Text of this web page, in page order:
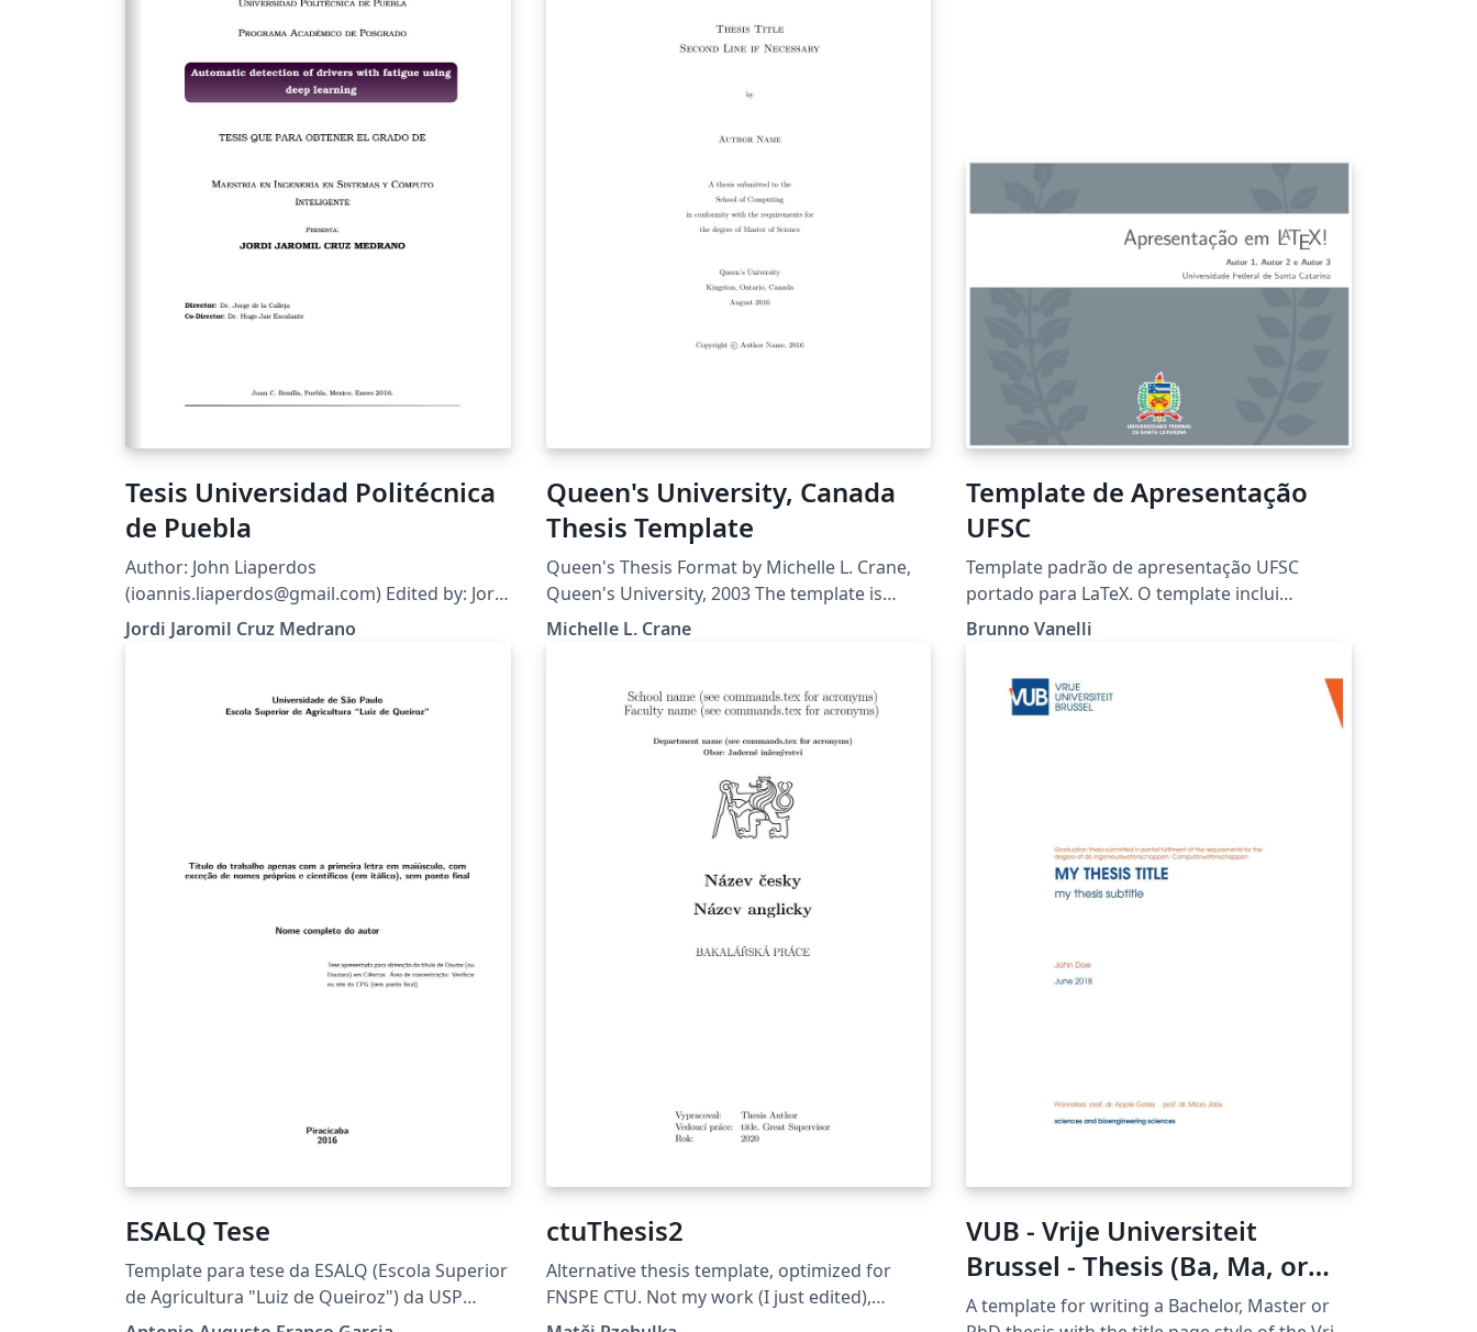
Tesis Universidad Politécnica
de Puebla
Author: John Liaperdos
(ioannis.liaperdos@gmail.com) Edited by: Jordi
Jaromil Cruz-
Medrano(jordi.cruz@uppuebla.edu.mx)
Jordi Jaromil Cruz Medrano
Queen's University, Canada
Thesis Template
Queen's Thesis Format by Michelle L. Crane,
Queen's University, 2003 The template is
publicly available for downloading from the
c_writing/thesistemplate/thesisTemplate.htm
Michelle L. Crane
Template de Apresentação
UFSC
Template padrão de apresentação UFSC
portado para LaTeX. O template inclui
algumas configurações de uso como inserção
mais informações e obter o template em PPT,
acesse: http://identidade.ufsc.br/modelos-
Brunno Vanelli
ESALQ Tese
Template para tese da ESALQ (Escola Superior
de Agricultura "Luiz de Queiroz") da USP
(Universidade de São Paulo). Esse template se
ctuThesis2
Alternative thesis template, optimized for
FNSPE CTU. Not my work (I just edited),
original is from FNSPE CTU. Updated version
VUB - Vrije Universiteit
Brussel - Thesis (Ba, Ma, or
PhD)
A template for writing a Bachelor, Master or